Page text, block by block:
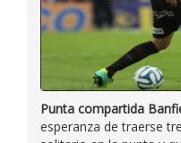
Punta compartida
esperanza de traerse